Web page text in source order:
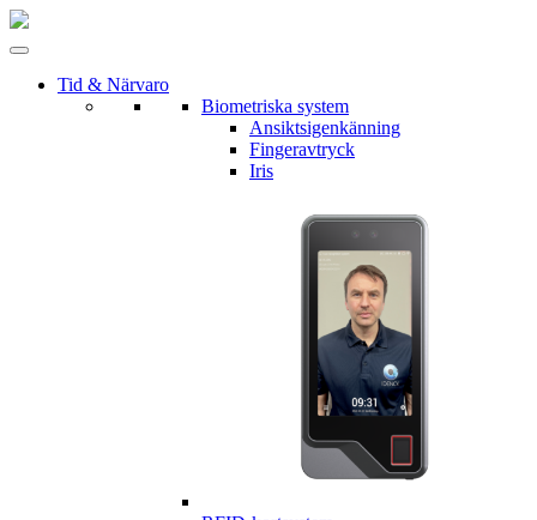
Tid & Närvaro
Biometriska system
Ansiktsigenkänning
Fingeravtryck
Iris